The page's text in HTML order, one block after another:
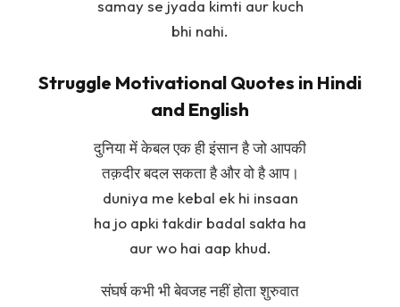
samay se jyada kimti aur kuch
bhi nahi.
Struggle Motivational Quotes in Hindi
and English
दुनिया में केबल एक ही इंसान है जो आपकी
तक़दीर बदल सकता है और वो है आप।
duniya me kebal ek hi insaan
ha jo apki takdir badal sakta ha
aur wo hai aap khud.
संघर्ष कभी भी बेवजह नहीं होता शुरुवात